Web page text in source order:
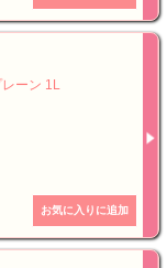
ーン 1L